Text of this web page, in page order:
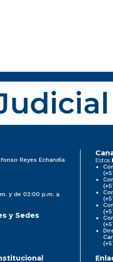
Reyes Echandía
y de 02:00 p.m. a
y Sedes
Estos